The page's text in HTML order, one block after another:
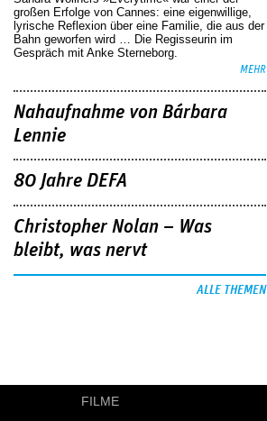
großen Erfolge von Cannes: eine eigenwillige,
lyrische Reflexion über eine ­Familie, die aus der
Bahn geworfen wird … Die Regisseurin im
Gespräch mit Anke Sterneborg.
MEHR
Nahaufnahme von Bárbara
Lennie
80 Jahre DEFA
Christopher Nolan – Was
bleibt, was nervt
ALLE THEMEN
FILME